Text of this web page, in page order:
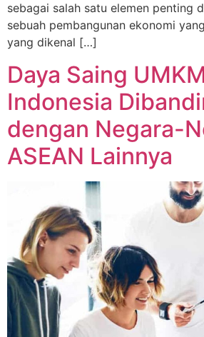
sebagai salah satu elemen penting
sebuah pembangunan ekonomi
yang dikenal […]
Daya Saing
Indonesia
dengan Negara-
ASEAN Lainnya